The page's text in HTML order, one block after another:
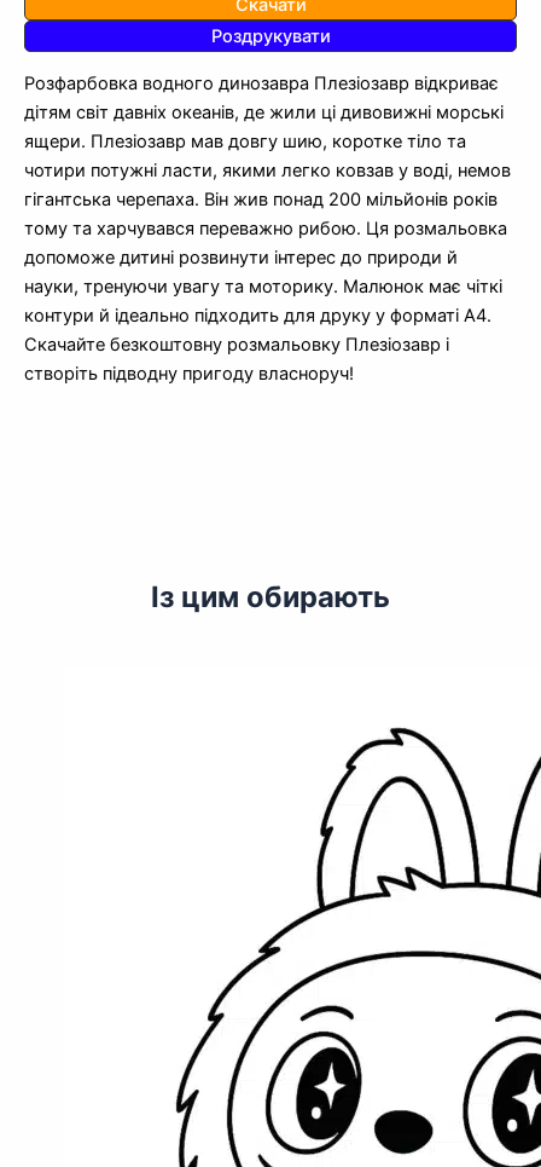
Скачати
Роздрукувати
Розфарбовка водного динозавра Плезіозавр відкриває
дітям світ давніх океанів, де жили ці дивовижні морські
ящери. Плезіозавр мав довгу шию, коротке тіло та
чотири потужні ласти, якими легко ковзав у воді, немов
гігантська черепаха. Він жив понад 200 мільйонів років
тому та харчувався переважно рибою. Ця розмальовка
допоможе дитині розвинути інтерес до природи й
науки, тренуючи увагу та моторику. Малюнок має чіткі
контури й ідеально підходить для друку у форматі А4.
Скачайте безкоштовну розмальовку Плезіозавр і
створіть підводну пригоду власноруч!
Із цим обирають